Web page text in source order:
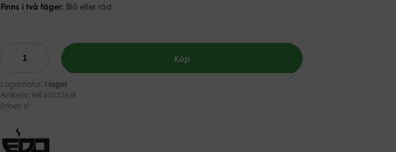
Finns i två fäger: Blå eller röd
Köp
Lagerstatus: I lager
Artikelnr: NR 620326/R
Enhet: st